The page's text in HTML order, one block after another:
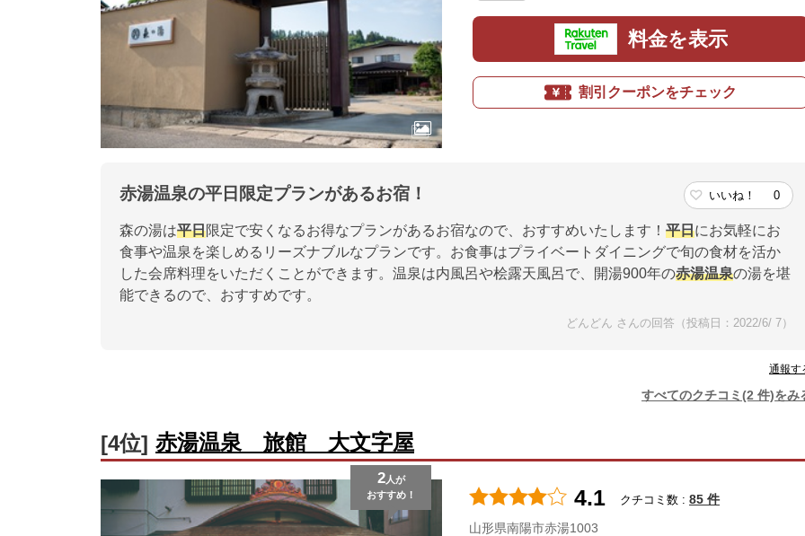
料金を表示
割引クーポンをチェック
赤湯温泉の平日限定プランがあるお宿！ いいね！ 0
森の湯は平日限定で安くなるお得なプランがあるお宿なので、おすすめいたします！ 平日にお気軽にお
食事や温泉を楽しめるリーズナブルなプランです。お食事はプライベートダイニングで旬の食材を活か
した会席料理をいただくことができます。温泉は内風呂や桧露天風呂で、開湯900年の赤湯温泉の湯を堪
能できるので、おすすめです。
どんどん さんの回答（投稿日：2022/6/ 7）
通報す
すべてのクチコミ(2 件)をみ
[4位] 赤湯温泉 旅館 大文字屋
2人が
おすすめ！
4.1 クチコミ数 : 85 件
山形県南陽市赤湯1003